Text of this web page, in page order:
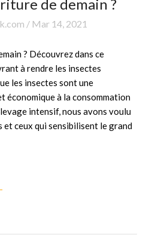
de demain ?
/ Mar 14, 2021
? Découvrez dans ce
à rendre les insectes
les insectes sont une
économique à la consommation
intensif, nous avons voulu
ceux qui sensibilisent le grand